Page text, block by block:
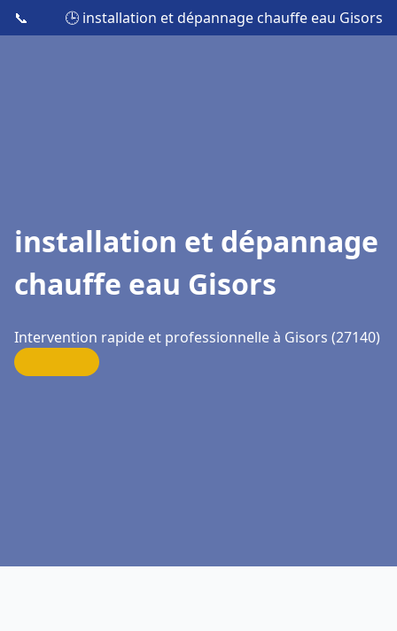
📞 🕒 installation et dépannage chauffe eau Gisors
installation et dépannage
chauffe eau Gisors
Intervention rapide et professionnelle à Gisors (27140)